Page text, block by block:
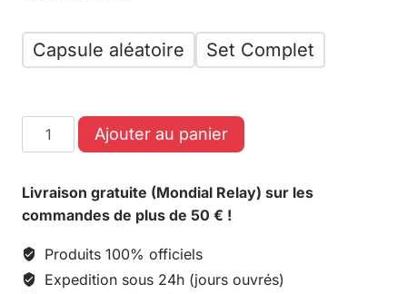
Capsule aléatoire Set Complet
Ajouter au panier
Livraison gratuite (Mondial Relay) sur les
commandes de plus de 50 € !
Produits 100% officiels
Expedition sous 24h (jours ouvrés)